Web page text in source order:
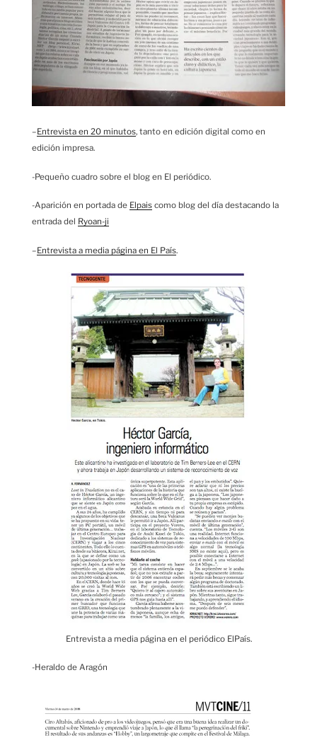
–Entrevista en 20 minutos, tanto en edición digital como en
edición impresa.
-Pequeño cuadro sobre el blog en El periódico.
-Aparición en portada de Elpais como blog del día destacando la
entrada del Ryoan-ji
–Entrevista a media página en El País.
Entrevista a media página en el periódico ElPaís.
-Heraldo de Aragón